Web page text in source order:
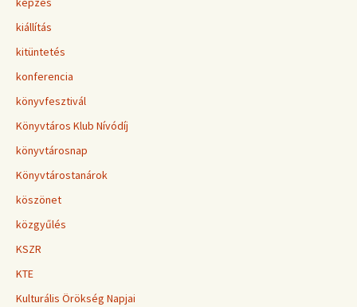
kiállítás
kitüntetés
konferencia
könyvfesztivál
Könyvtáros Klub Nívódíj
könyvtárosnap
Könyvtárostanárok
köszönet
közgyűlés
KSZR
KTE
Kulturális Örökség Napjai